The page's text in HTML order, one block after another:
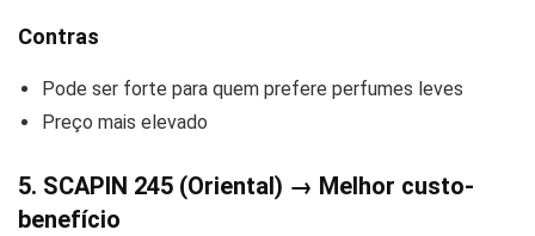
Contras
Pode ser forte para quem prefere perfumes leves
Preço mais elevado
5. SCAPIN 245 (Oriental) → Melhor custo-
benefício